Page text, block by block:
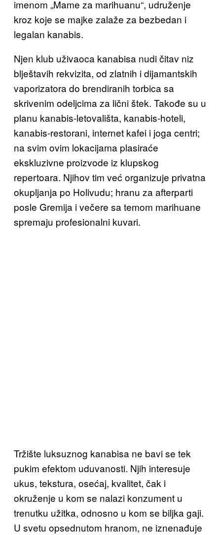
imenom „Mame za marihuanu“, udruženje
kroz koje se majke zalaže za bezbedan i
legalan kanabis.
Njen klub uživaoca kanabisa nudi čitav niz
blještavih rekvizita, od zlatnih i dijamantskih
vaporizatora do brendiranih torbica sa
skrivenim odeljcima za lični štek. Takođe su u
planu kanabis-letovališta, kanabis-hoteli,
kanabis-restorani, internet kafei i joga centri;
na svim ovim lokacijama plasiraće
ekskluzivne proizvode iz klupskog
repertoara. Njihov tim već organizuje privatna
okupljanja po Holivudu; hranu za afterparti
posle Gremija i večere sa temom marihuane
spremaju profesionalni kuvari.
Tržište luksuznog kanabisa ne bavi se tek
pukim efektom uduvanosti. Njih interesuje
ukus, tekstura, osećaj, kvalitet, čak i
okruženje u kom se nalazi konzument u
trenutku užitka, odnosno u kom se biljka gaji.
U svetu opsednutom hranom, ne iznenađuje